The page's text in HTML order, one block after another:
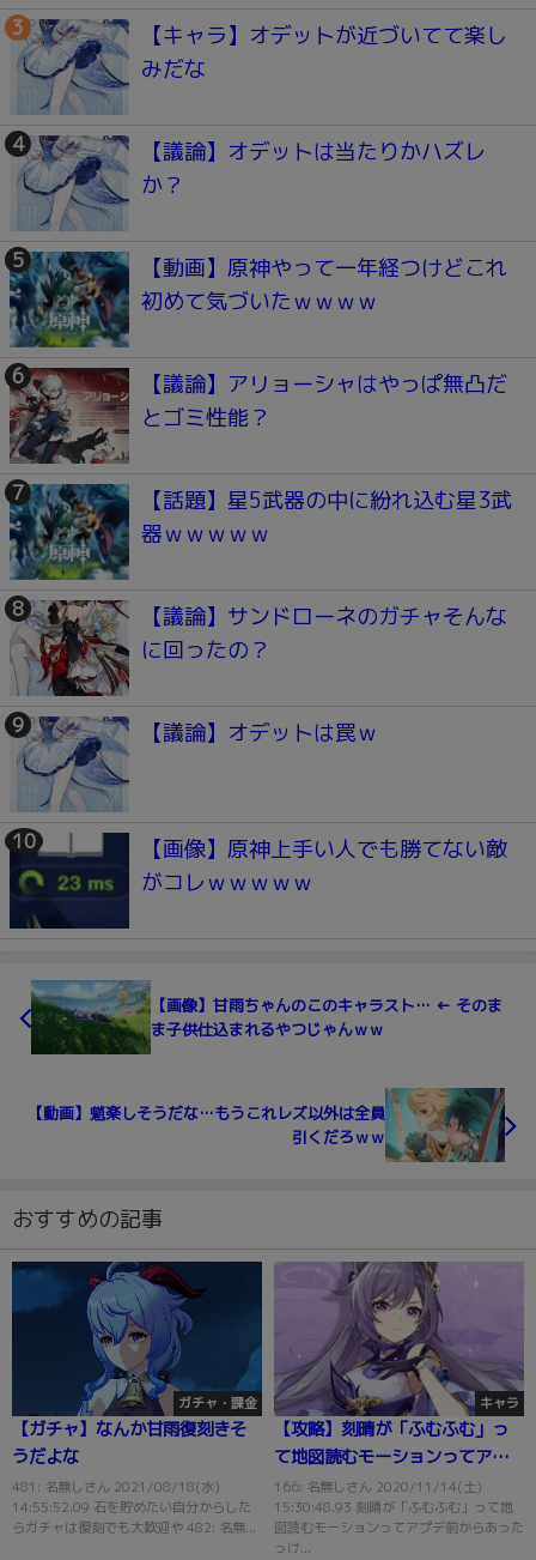
【キャラ】オデットが近づいてて楽し
みだな
【議論】オデットは当たりかハズレ
か？
【動画】原神やって一年経つけどこれ
初めて気づいたｗｗｗｗ
【議論】アリョーシャはやっぱ無凸だ
とゴミ性能？
【話題】星5武器の中に紛れ込む星3武
器ｗｗｗｗｗ
【議論】サンドローネのガチャそんな
に回ったの？
【議論】オデットは罠ｗ
【画像】原神上手い人でも勝てない敵
がコレｗｗｗｗｗ
【画像】甘雨ちゃんのこのキャラスト… ← そのま
ま子供仕込まれるやつじゃんｗｗ
【動画】魈楽しそうだな…もうこれレズ以外は全員
引くだろｗｗ
おすすめの記事
ガチャ・課金
【ガチャ】なんか甘雨復刻きそ
うだよな
481: 名無しさん 2021/08/18(水)
14:55:52.09 石を貯めたい自分からした
らガチャは復刻でも大歓迎や 482: 名無...
キャラ
【攻略】刻晴が「ふむふむ」っ
て地図読むモーションってアプ
デ前からあったっけ？
166: 名無しさん 2020/11/14(土)
15:30:48.93 刻晴が「ふむふむ」って地
図読むモーションってアプデ前からあった
っけ...